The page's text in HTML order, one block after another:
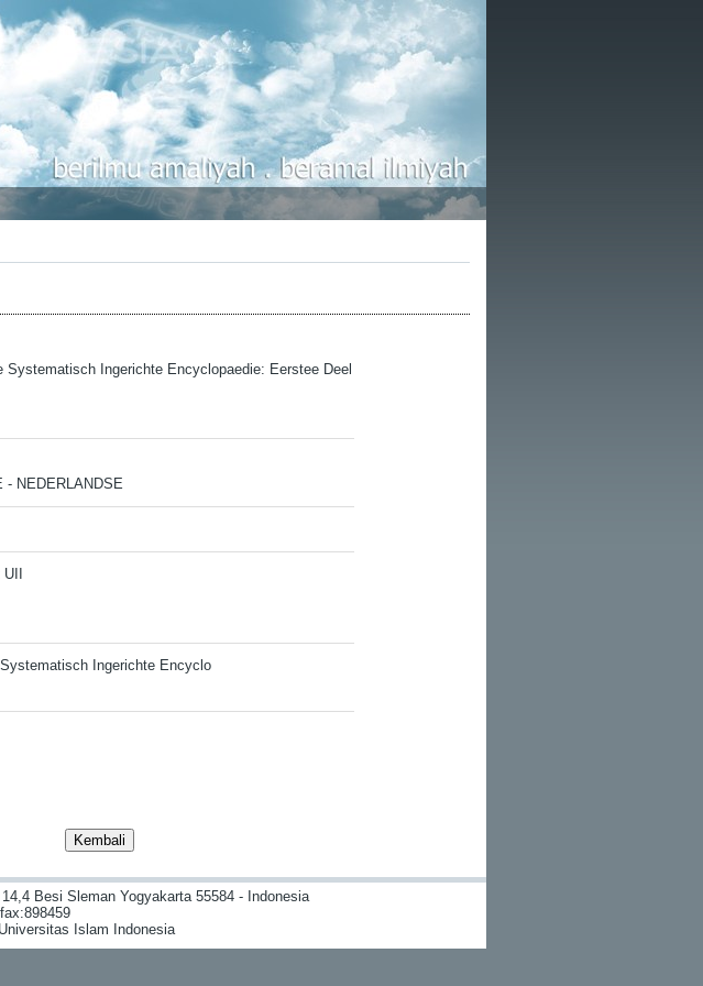
Systematisch Ingerichte Encyclopaedie: Eerstee Deel
- NEDERLANDSE
Ingerichte Encyclo
Besi Sleman Yogyakarta 55584 - Indonesia
Islam Indonesia